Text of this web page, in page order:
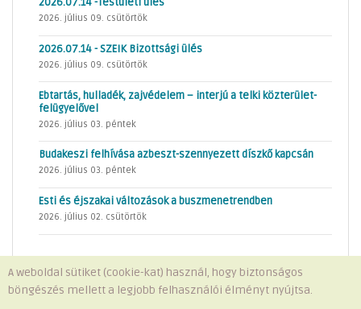
2026. július 09. csütörtök
2026.07.14 - SZEIK Bizottsági ülés
2026. július 09. csütörtök
Ebtartás, hulladék, zajvédelem – interjú a telki közterület-
felügyelővel
2026. július 03. péntek
Budakeszi felhívása azbeszt-szennyezett díszkő kapcsán
2026. július 03. péntek
Esti és éjszakai változások a buszmenetrendben
2026. július 02. csütörtök
Minden jog fenntartva © 2026 Telki Község Önkormányzata
A weboldal sütiket (cookie-kat) használ, hogy biztonságos
böngészés mellett a legjobb felhasználói élményt nyújtsa.